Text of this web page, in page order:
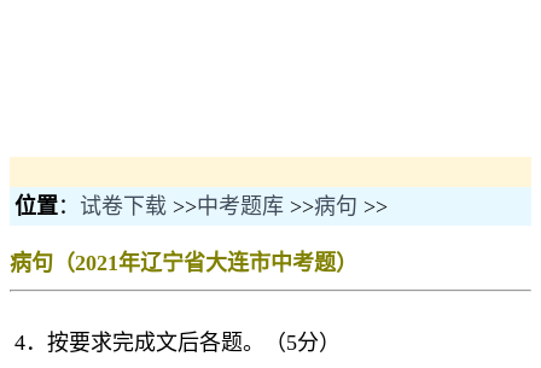
位置： 试卷下载 >>中考题库 >>病句 >>
病句（2021年辽宁省大连市中考题）
4．按要求完成文后各题。（5分）